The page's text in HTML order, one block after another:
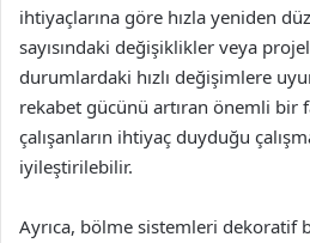
ihtiyaçlarına göre hızla yeniden
sayısındaki değişiklikler veya
durumlardaki hızlı değişimlere
rekabet gücünü artıran önemli bir
çalışanların ihtiyaç duyduğu
iyileştirilebilir.
Ayrıca, bölme sistemleri dekoratif